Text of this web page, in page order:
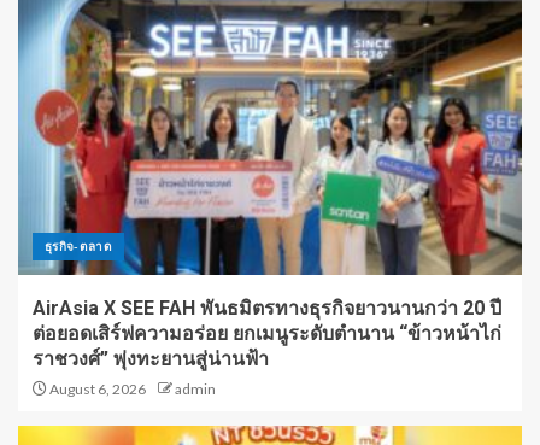
ธุรกิจ-ตลาด
AirAsia X SEE FAH พันธมิตรทางธุรกิจยาวนานกว่า 20 ปี
ต่อยอดเสิร์ฟความอร่อย ยกเมนูระดับตำนาน “ข้าวหน้าไก่
ราชวงศ์” พุ่งทะยานสู่น่านฟ้า
August 6, 2026 admin